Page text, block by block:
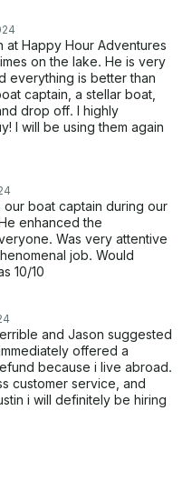
at Happy Hour Adventures
on the lake. He is very
everything is better than
captain, a stellar boat,
drop off. I highly
I will be using them again
boat captain during our
enhanced the
Was very attentive
job. Would
10/10
and Jason suggested
offered a
because i live abroad.
customer service, and
i will definitely be hiring